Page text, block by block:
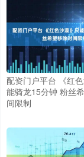
配资门户平台 《红
能骑龙15分钟 粉丝
间限制